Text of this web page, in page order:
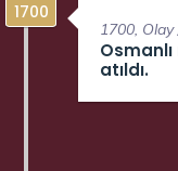
1700
1700, Olay
atıldı.